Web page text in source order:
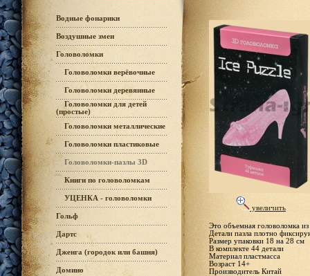
Водные фонарики
Воздушные змеи
Головоломки
Головоломки верёвочные
Головоломки деревянные
Головоломки для детей
(простые)
Головоломки металлические
Головоломки пластиковые
Головоломки-пазлы 3D
Книги по головоломкам
УЦЕНКА - головоломки
Гольф
Дартс
Дженга (городок или башня)
Домино
увеличить
Это объемная головоломка
Детали пазла плотно
Размер упаковки 18 на 28 см
В комплекте 44 детали
Материал пластмасса
Возраст 14+
Производитель Китай